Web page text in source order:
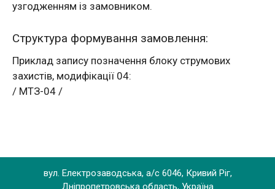
узгодженням із замовником.
Структура формування замовлення:
Приклад запису позначення блоку струмових
захистів, модифікації 04:
/ МТЗ-04 /
вул. Електрозаводська, а/с 6046, Кривий Ріг,
Дніпропетровська область, Україна